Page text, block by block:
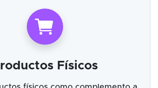
Físicos